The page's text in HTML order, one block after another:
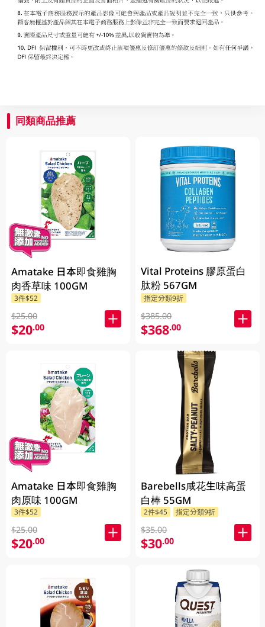
同類商品推薦
Amatake 日本即食雞胸
肉香草味 100GM
3件$52
$25.00
$20.00
Amatake 日本即食雞胸
肉原味 100GM
3件$52
$25.00
$20.00
Vital Proteins 膠原蛋白
肽粉 567GM
指定分類9折
$385.00
$368.00
Barebells咸花生味高蛋
白棒 55GM
2件$45 指定分類9折
$35.00
$30.00